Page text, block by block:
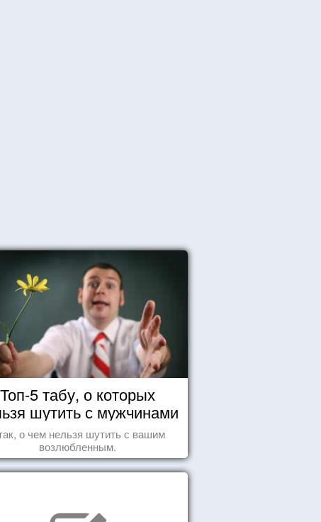
Топ-5 табу, о которых
шутить с мужчинами
о чем нельзя шутить с вашим
возлюбленным.